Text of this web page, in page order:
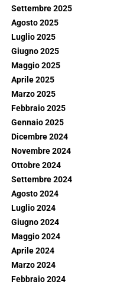
Settembre 2025
Agosto 2025
Luglio 2025
Giugno 2025
Maggio 2025
Aprile 2025
Marzo 2025
Febbraio 2025
Gennaio 2025
Dicembre 2024
Novembre 2024
Ottobre 2024
Settembre 2024
Agosto 2024
Luglio 2024
Giugno 2024
Maggio 2024
Aprile 2024
Marzo 2024
Febbraio 2024